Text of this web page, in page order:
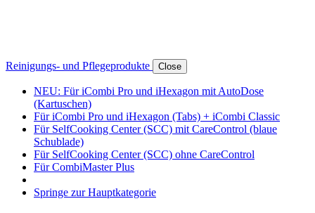
Reinigungs- und Pflegeprodukte Close
NEU: Für iCombi Pro und iHexagon mit AutoDose
(Kartuschen)
Für iCombi Pro und iHexagon (Tabs) + iCombi Classic
Für SelfCooking Center (SCC) mit CareControl (blaue
Schublade)
Für SelfCooking Center (SCC) ohne CareControl
Für CombiMaster Plus
Springe zur Hauptkategorie